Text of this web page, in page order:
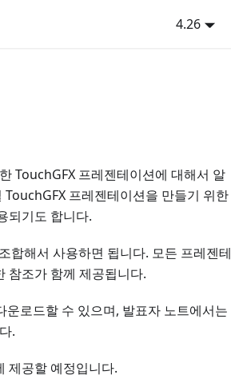
4.26
TouchGFX 프레젠테이션에 대해서 알
프레젠테이션을 만들기 위한
되기도 합니다.
합해서 사용하면 됩니다. 모든 프레젠테
참조가 함께 제공됩니다.
운로드할 수 있으며, 발표자 노트에서는
.
제공할 예정입니다.